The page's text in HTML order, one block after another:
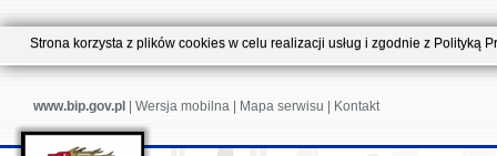
Strona korzysta z plików cookies w celu realizacji usług i zgodnie z
www.bip.gov.pl Wersja mobilna Mapa serwisu Kontakt